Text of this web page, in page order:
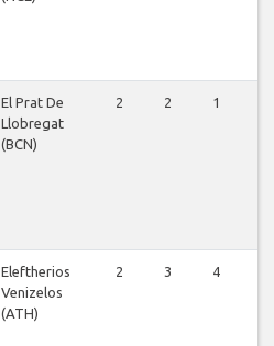
El Prat De
Llobregat
(BCN)
2 2 1
Eleftherios
Venizelos
(ATH)
2 3 4